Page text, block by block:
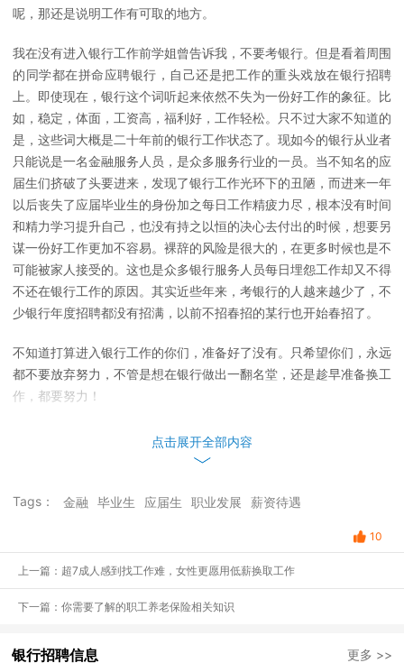
呢，那还是说明工作有可取的地方。
我在没有进入银行工作前学姐曾告诉我，不要考银行。但是看着周围
的同学都在拼命应聘银行，自己还是把工作的重头戏放在银行招聘
上。即使现在，银行这个词听起来依然不失为一份好工作的象征。比
如，稳定，体面，工资高，福利好，工作轻松。只不过大家不知道的
是，这些词大概是二十年前的银行工作状态了。现如今的银行从业者
只能说是一名金融服务人员，是众多服务行业的一员。当不知名的应
届生们挤破了头要进来，发现了银行工作光环下的丑陋，而进来一年
以后丧失了应届毕业生的身份加之每日工作精疲力尽，根本没有时间
和精力学习提升自己，也没有持之以恒的决心去付出的时候，想要另
谋一份好工作更加不容易。裸辞的风险是很大的，在更多时候也是不
可能被家人接受的。这也是众多银行服务人员每日埋怨工作却又不得
不还在银行工作的原因。其实近些年来，考银行的人越来越少了，不
少银行年度招聘都没有招满，以前不招春招的某行也开始春招了。
不知道打算进入银行工作的你们，准备好了没有。只希望你们，永远
都不要放弃努力，不管是想在银行做出一翻名堂，还是趁早准备换工
作，都要努力！
点击展开全部内容
Tags： 金融 毕业生 应届生 职业发展 薪资待遇
10
上一篇：超7成人感到找工作难，女性更愿用低薪换取工作
下一篇：你需要了解的职工养老保险相关知识
银行招聘信息 更多 >>